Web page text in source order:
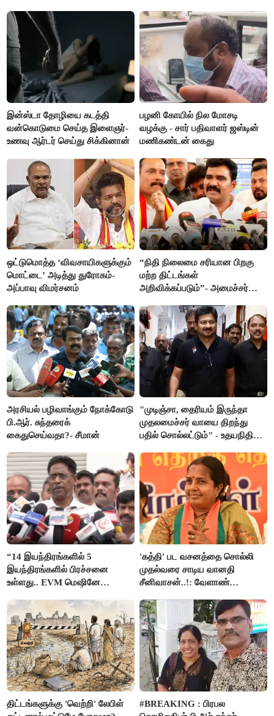
இன்ஸ்டா தோழியை கடத்தி
வன்கொடுமை செய்த இளைஞர்-
உணவு ஆர்டர் செய்து சிக்கினான்
பழனி கோயில் நில மோசடி
வழக்கு - சார் பதிவாளர் ஜஸ்டின்
மணிகண்டன் கைது
ஒட்டுமொத்த ‘விவசாயிகளுக்கும்
மொட்டை’ அடித்து துரோகம்-
அப்பாவு விமர்சனம்
“நிதி நிலைமை சரியான பிறகு
மற்ற திட்டங்கள்
அறிவிக்கப்படும்”- அமைச்சர்
அரசியல் பழிவாங்கும் நோக்கோடு
பி.ஆர். சுந்தரைக்
கைதுசெய்வதா?- சீமான்
"முடிஞ்சா, தைரியம் இருந்தா
முதலமைச்சர் வாயை திறந்து
பதில் சொல்லட்டும்" - உதயநிதி
“14 இயந்திரங்களில் 5
இயந்திரங்களில் பிரச்சனை
உள்ளது.. EVM மெஷினே
இளங்கோ
'கத்தி' பட வசனத்தை சொல்லி
முதல்வரை சாடிய வானதி
சீனிவாசன்..!: வேளாண்
எதிர்ப்பு!
திட்டங்களுக்கு 'வெற்றி' லேபிள்
#BREAKING : பிரபல